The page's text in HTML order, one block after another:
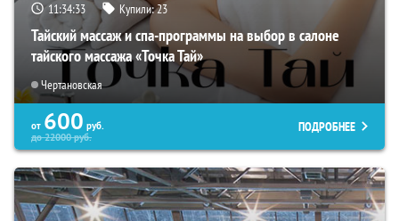
11:34:32 Купили:23
Тайский массаж и спа-программы на выбор в салоне
тайского массажа «Точка Тай»
Чертановская
от 600 руб.
до22000руб.
ПОДРОБНЕЕ